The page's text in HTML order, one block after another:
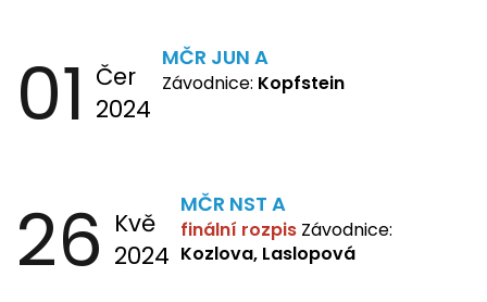
01 Čer
2024
MČR JUN A
Závodnice: Kopfstein
26 Kvě
2024
MČR NST A
finální rozpis Závodnice:
Kozlova, Laslopová